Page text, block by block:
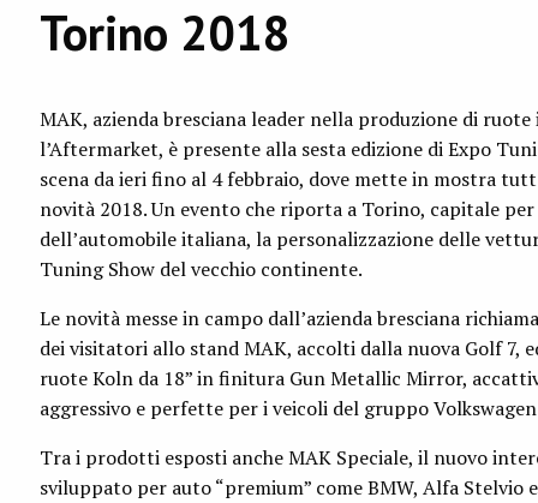
Torino 2018
MAK, azienda bresciana leader nella produzione di ruote
l’Aftermarket, è presente alla sesta edizione di Expo
scena da ieri fino al 4 febbraio, dove mette in mostra
novità 2018. Un evento che riporta a Torino, capitale
dell’automobile italiana, la personalizzazione delle
Tuning Show del vecchio continente.
Le novità messe in campo dall’azienda bresciana
dei visitatori allo stand MAK, accolti dalla nuova Golf 7,
ruote Koln da 18” in finitura Gun Metallic Mirror,
aggressivo e perfette per i veicoli del gruppo
Tra i prodotti esposti anche MAK Speciale, il nuovo
sviluppato per auto “premium” come BMW, Alfa Stelvio